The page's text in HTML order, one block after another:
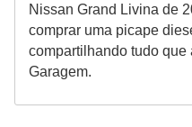
Nissan Grand Livina de
comprar uma picape
compartilhando tudo
Garagem.